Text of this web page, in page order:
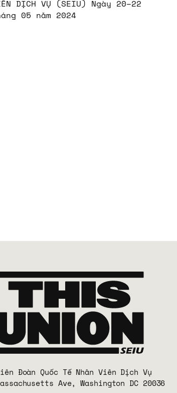
DỊCH VỤ (SEIU) Ngày 20–22
05 năm 2024
Đoàn Quốc Tế Nhân Viên Dịch Vụ
Ave, Washington DC 20036